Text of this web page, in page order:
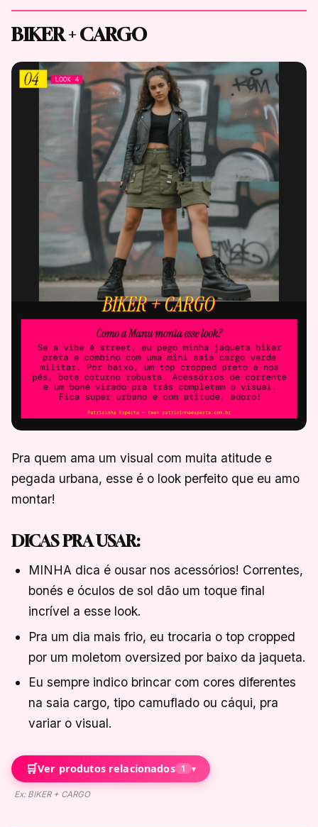
BIKER + CARGO
Pra quem ama um visual com muita atitude e
pegada urbana, esse é o look perfeito que eu amo
montar!
DICAS PRA USAR:
MINHA dica é ousar nos acessórios! Correntes,
bonés e óculos de sol dão um toque final
incrível a esse look.
Pra um dia mais frio, eu trocaria o top cropped
por um moletom oversized por baixo da jaqueta.
Eu sempre indico brincar com cores diferentes
na saia cargo, tipo camuflado ou cáqui, pra
variar o visual.
🛒Ver produtos relacionados 1 ▾
Ex: BIKER + CARGO